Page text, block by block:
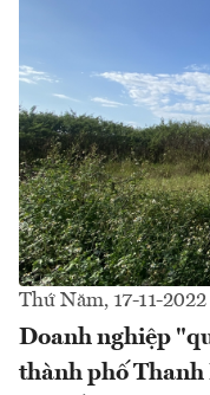
Thứ Năm, 17-11-2022
Doanh nghiệp
thành phố